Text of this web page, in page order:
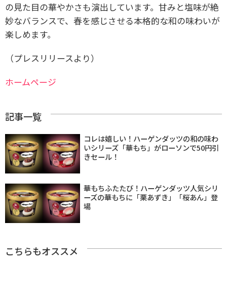
の見た目の華やかさも演出しています。甘みと塩味が絶
妙なバランスで、春を感じさせる本格的な和の味わいが
楽しめます。
（プレスリリースより）
ホームページ
記事一覧
コレは嬉しい！ハーゲンダッツの和の味わ
いシリーズ「華もち」がローソンで50円引
きセール！
華もちふたたび！ハーゲンダッツ人気シリ
ーズの華もちに「栗あずき」「桜あん」登
場
こちらもオススメ